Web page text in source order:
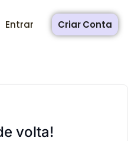
Entrar Criar Conta
volta!